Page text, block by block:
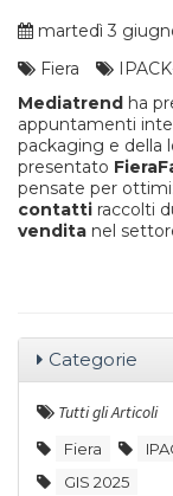
martedì 3
Fiera
Mediatrend ha
appuntamenti
packaging e della
presentato
pensate per
contatti raccolti
vendita nel
Categorie
Tutti gli Articoli
Fiera
GIS 2025